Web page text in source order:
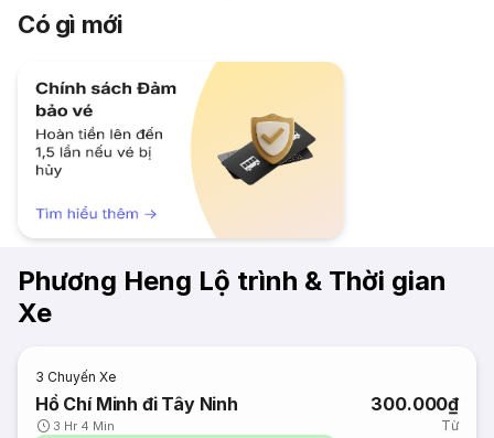
Có gì mới
Phương Heng Lộ trình & Thời gian
Xe
3 Chuyến Xe
Hồ Chí Minh đi Tây Ninh
3 Hr 4 Min
300.000₫
Từ